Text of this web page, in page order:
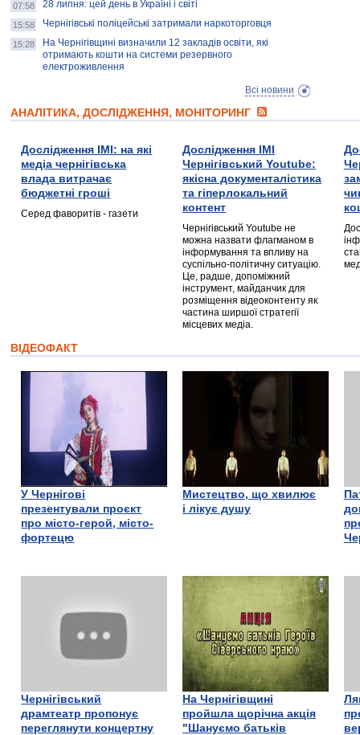
07:58 28 липня: цей день в Україні і світі
15:58 Чернігівські поліцейські затримали наркоторговця
15:28
На Чернігівщині визначили 12 закладів освіти, які
отримають кошти на системи резервного
електроживлення
Всі новини
АНАЛІТИКА, ДОСЛІДЖЕННЯ, МОНІТОРИНГ
Дослідження ІМІ: на які
медіа чернігівська
влада витрачає
бюджетні гроші
Серед фаворитів - газети
Дослідження ІМІ
Чернігівський Youtube:
якісна документалістика
та гіперлокальний
контент
Чернігівський Youtube не
можна назвати флагманом в
інформування та впливу на
суспільно-політичну ситуацію.
Це, радше, допоміжний
інструмент, майданчик для
розміщення відеоконтенту як
частина ширшої стратегії
місцевих медіа.
ВІДЕОФАКТ
У Чернігові
презентували проєкт
про місто-герой, місто-
фортецю
Мистецтво, що хвилює
і лікує душу
Чернігівський
драмтеатр пропонує
переглянути концертну
На Чернігівщині
пройшла щорічна акція
"Шануємо батьків